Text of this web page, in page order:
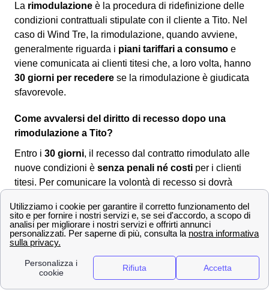
La rimodulazione è la procedura di ridefinizione delle
condizioni contrattuali stipulate con il cliente a Tito. Nel
caso di Wind Tre, la rimodulazione, quando avviene,
generalmente riguarda i piani tariffari a consumo e
viene comunicata ai clienti titesi che, a loro volta, hanno
30 giorni per recedere se la rimodulazione è giudicata
sfavorevole.
Come avvalersi del diritto di recesso dopo una
rimodulazione a Tito?
Entro i 30 giorni, il recesso dal contratto rimodulato alle
nuove condizioni è senza penali né costi per i clienti
titesi. Per comunicare la volontà di recesso si dovrà
Servizio clienti Wind-Tre: contattabile al159
PEC all'indirizzo:[email protected]
Raccomandata A/R a: Wind Tre S.p.A. CD
Milano recapito Baggio, Casella Postale
159, 20152 Milano (MI)
Punto Wind-Tre a Tito